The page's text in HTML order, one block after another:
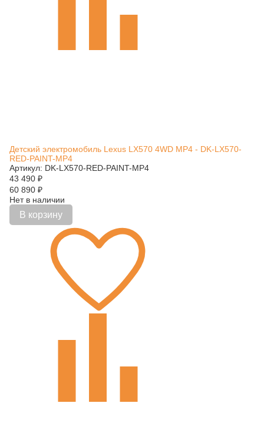
Детский электромобиль Lexus LX570 4WD MP4 - DK-LX570-
RED-PAINT-MP4
Артикул: DK-LX570-RED-PAINT-MP4
43 490 ₽
60 890 ₽
Нет в наличии
В корзину